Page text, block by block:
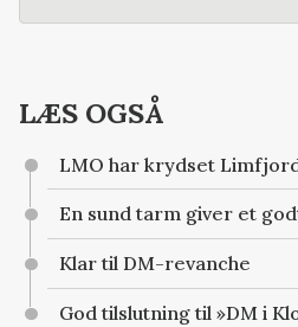
LÆS OGSÅ
LMO har krydset
En sund tarm giver et
Klar til DM-revanche
God tilslutning til »DM i